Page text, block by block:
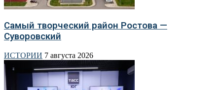
Самый творческий район Ростова —
Суворовский
ИСТОРИИ 7 августа 2026